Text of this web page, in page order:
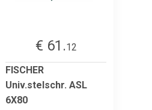
€ 61.12
FISCHER
Univ.stelschr. ASL
6X80